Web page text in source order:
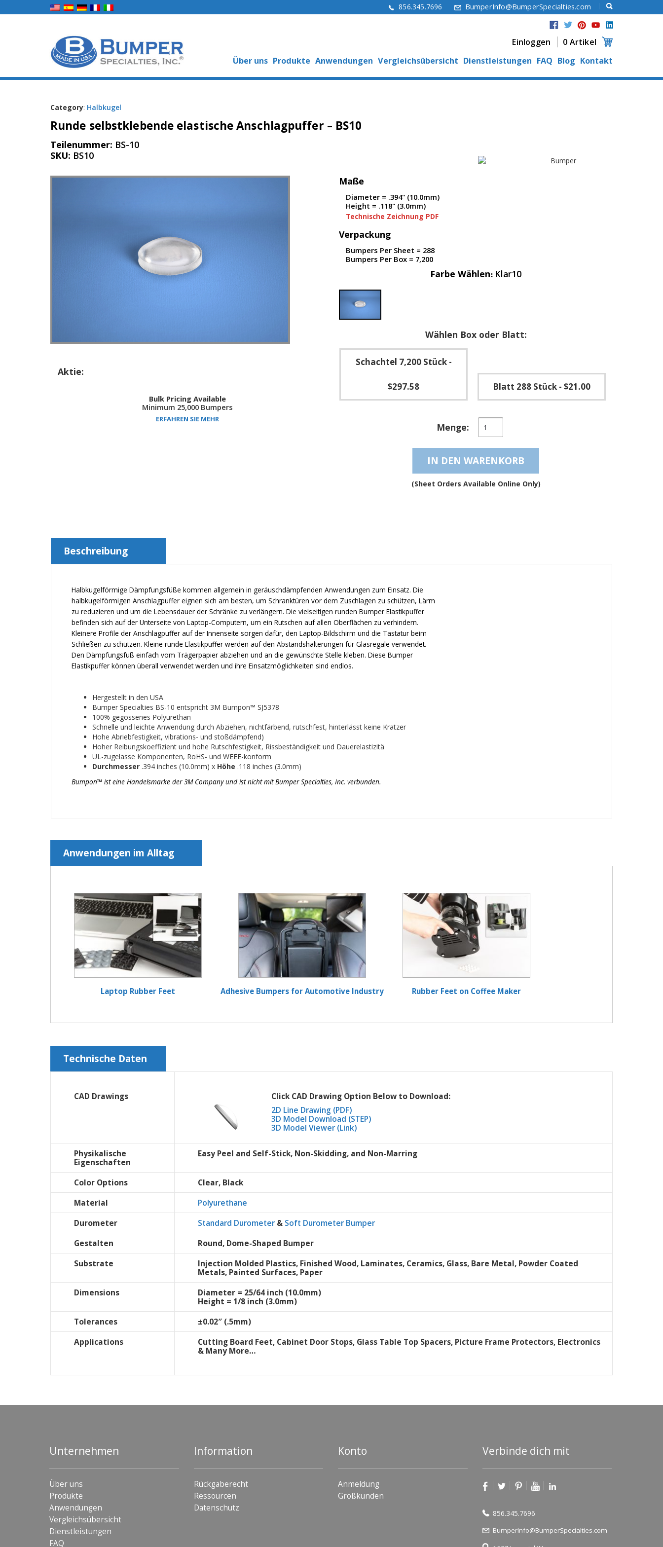
856.345.7696 BumperInfo@BumperSpecialties.com
Einloggen
0 Artikel
Über uns Produkte Anwendungen Vergleichsübersicht Dienstleistungen FAQ Blog Kontakt
Category: Halbkugel
Runde selbstklebende elastische Anschlagpuffer – BS10
Teilenummer: BS-10
SKU: BS10
Aktie:
Bulk Pricing Available
Minimum 25,000 Bumpers
ERFAHREN SIE MEHR
Maße
Diameter = .394" (10.0mm)
Height = .118" (3.0mm)
Technische Zeichnung PDF
Verpackung
Bumpers Per Sheet = 288
Bumpers Per Box = 7,200
Farbe Wählen Klar10
Wählen Box oder Blatt:
Schachtel 7,200 Stück-
$297.58 Blatt 288 Stück - $21.00
Menge:
Runde
selbstklebende
Anschlagpuffer
–
Menge
IN DEN WARENKORB
(Sheet Orders Available Online Only)
Beschreibung
Halbkugelförmige Dämpfungsfüße kommen allgemein in geräuschdämpfenden Anwendungen zum Einsatz. Die
halbkugelförmigen Anschlagpuffer eignen sich am besten, um Schranktüren vor dem Zuschlagen zu schützen, Lärm
zu reduzieren und um die Lebensdauer der Schränke zu verlängern. Die vielseitigen runden Bumper Elastikpuffer
befinden sich auf der Unterseite von Laptop-Computern, um ein Rutschen auf allen Oberflächen zu verhindern.
Kleinere Profile der Anschlagpuffer auf der Innenseite sorgen dafür, den Laptop-Bildschirm und die Tastatur beim
Schließen zu schützen. Kleine runde Elastikpuffer werden auf den Abstandshalterungen für Glasregale verwendet.
Den Dämpfungsfuß einfach vom Trägerpapier abziehen und an die gewünschte Stelle kleben. Diese Bumper
Elastikpuffer können überall verwendet werden und ihre Einsatzmöglichkeiten sind endlos.
Hergestellt in den USA
Bumper Specialties BS-10 entspricht 3M Bumpon™ SJ5378
100% gegossenes Polyurethan
Schnelle und leichte Anwendung durch Abziehen, nichtfärbend, rutschfest, hinterlässt keine Kratzer
Hohe Abriebfestigkeit, vibrations- und stoßdämpfend)
Hoher Reibungskoeffizient und hohe Rutschfestigkeit, Rissbeständigkeit und Dauerelastizitä
UL-zugelasse Komponenten, RoHS- und WEEE-konform
Durchmesser .394 inches (10.0mm) x Höhe .118 inches (3.0mm)
Bumpon™ ist eine Handelsmarke der 3M Company und ist nicht mit Bumper Specialties, Inc. verbunden.
Anwendungen im Alltag
Laptop Rubber Feet Adhesive Bumpers for Automotive Industry Rubber Feet on Coffee Maker
Technische Daten
CAD Drawings
Click CAD Drawing Option Below to Download:
2D Line Drawing (PDF)
3D Model Download (STEP)
3D Model Viewer (Link)
Physikalische
Eigenschaften
Easy Peel and Self-Stick, Non-Skidding, and Non-Marring
Color Options
Clear, Black
Material
Polyurethane
Durometer
Standard Durometer& Soft Durometer Bumper
Gestalten
Round, Dome-Shaped Bumper
Substrate
Injection Molded Plastics, Finished Wood, Laminates, Ceramics, Glass, Bare Metal, Powder Coated
Metals, Painted Surfaces, Paper
Dimensions
Diameter = 25/64 inch (10.0mm)
Height = 1/8 inch (3.0mm)
Tolerances
±0.02″ (.5mm)
Applications
Cutting Board Feet, Cabinet Door Stops, Glass Table Top Spacers, Picture Frame Protectors, Electronics
& Many More…
Unternehmen
Über uns
Produkte
Anwendungen
Vergleichsübersicht
Dienstleistungen
FAQ
Information
Rückgaberecht
Ressourcen
Datenschutz
Konto
Anmeldung
Großkunden
Verbinde dich mit
856.345.7696
BumperInfo@BumperSpecialties.com